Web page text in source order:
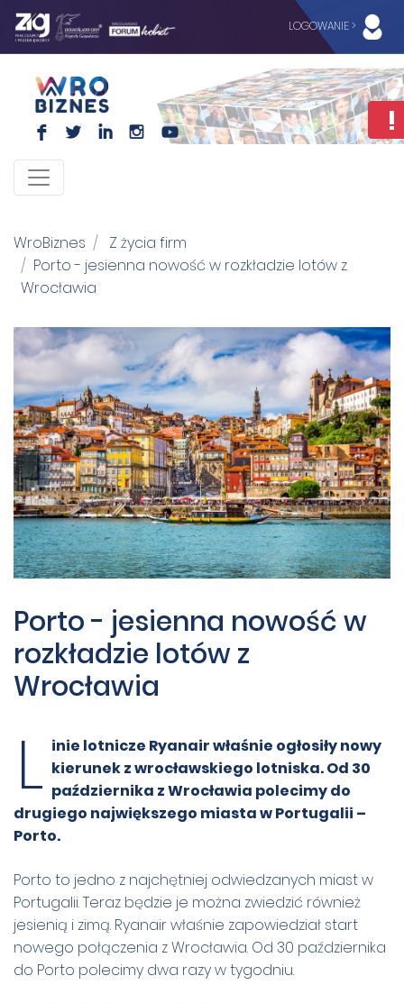
LOGOWANIE >
F L I I
WroBiznes
Z życia firm
Porto - jesienna nowość w rozkładzie lotów z
Wrocławia
Porto - jesienna nowość w
rozkładzie lotów z
Wrocławia
L inie lotnicze Ryanair właśnie ogłosiły nowy
kierunek z wrocławskiego lotniska. Od 30
października z Wrocławia polecimy do
drugiego największego miasta w Portugalii –
Porto.
Porto to jedno z najchętniej odwiedzanych miast w
Portugalii. Teraz będzie je można zwiedzić również
jesienią i zimą. Ryanair właśnie zapowiedział start
nowego połączenia z Wrocławia. Od 30 października
do Porto polecimy dwa razy w tygodniu.